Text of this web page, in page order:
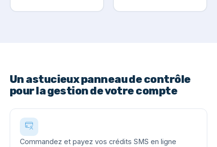
Un astucieux panneau de contrôle
pour la gestion de votre compte
Commandez et payez vos crédits SMS en ligne